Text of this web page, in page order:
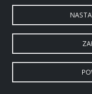
Copyright